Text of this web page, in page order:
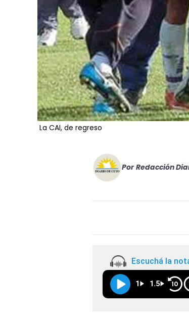
La CAI, de regreso
Por Redacción
Escuchá la
1 1.5 10